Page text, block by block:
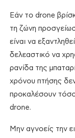
Εάν το drone
τη ζώνη
είναι να
δελεαστικό να
ρανίδα της
χρόνου πτήσης
προκαλέσουν
drone.
Μην αγνοείς την